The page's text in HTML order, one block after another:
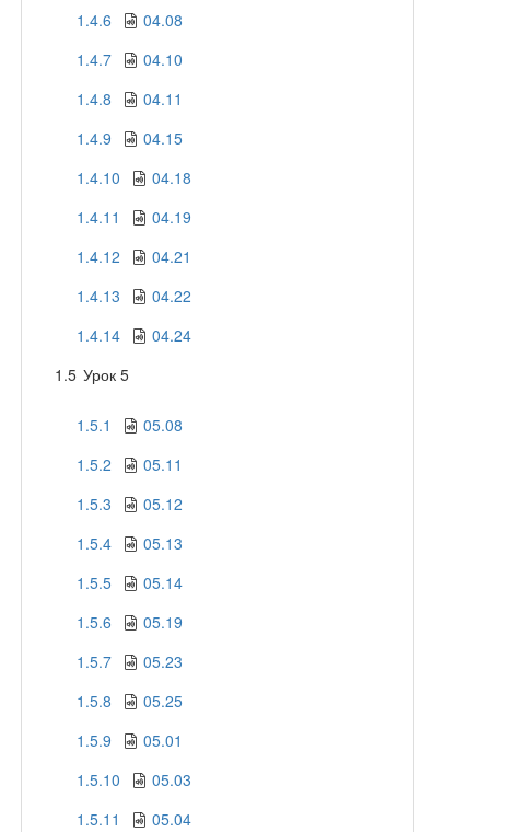
1.4.6
04.08
1.4.7
04.10
1.4.8
04.11
1.4.9
04.15
1.4.10
04.18
1.4.11
04.19
1.4.12
04.21
1.4.13
04.22
1.4.14
04.24
1.5 Урок 5
1.5.1
05.08
1.5.2
05.11
1.5.3
05.12
1.5.4
05.13
1.5.5
05.14
1.5.6
05.19
1.5.7
05.23
1.5.8
05.25
1.5.9
05.01
1.5.10
05.03
1.5.11
05.04